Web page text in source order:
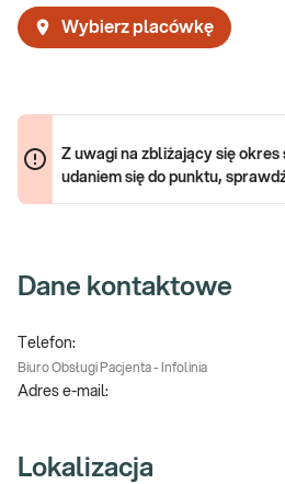
Wybierz placówkę
Z uwagi na zbliżający się okres
udaniem się do punktu,
Dane kontaktowe
Telefon:
Biuro Obsługi Pacjenta - Infolinia
Adres e-mail:
Lokalizacja